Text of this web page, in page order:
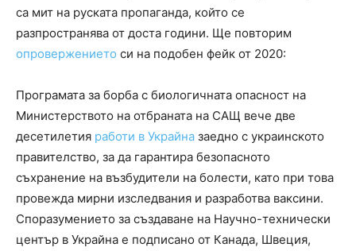
са мит на руската пропаганда, който се
разпространява от доста години. Ще повторим
опровержението си на подобен фейк от 2020:
Програмата за борба с биологичната опасност на
Министерството на отбраната на САЩ вече две
десетилетия работи в Украйна заедно с украинското
правителство, за да гарантира безопасното
съхранение на възбудители на болести, като при това
провежда мирни изследвания и разработва ваксини.
Споразумението за създаване на Научно-технически
център в Украйна е подписано от Канада, Швеция,